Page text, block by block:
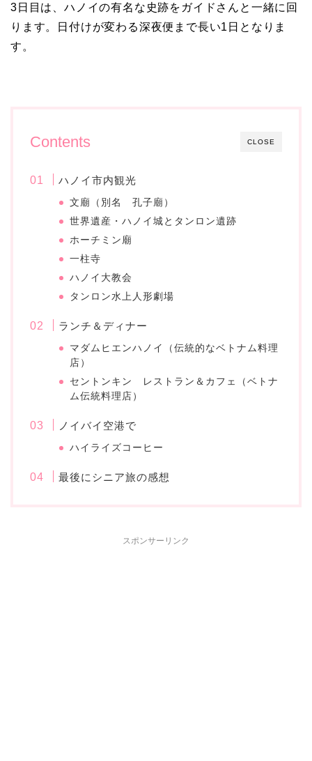
3日目は、ハノイの有名な史跡をガイドさんと一緒に回
ります。日付けが変わる深夜便まで長い1日となりま
す。
CLOSE
Contents
ハノイ市内観光
文廟（別名 孔子廟）
世界遺産・ハノイ城とタンロン遺跡
ホーチミン廟
一柱寺
ハノイ大教会
タンロン水上人形劇場
ランチ＆ディナー
マダムヒエンハノイ（伝統的なベトナム料理
店）
セントンキン レストラン＆カフェ（ベトナ
ム伝統料理店）
ノイバイ空港で
ハイライズコーヒー
最後にシニア旅の感想
スポンサーリンク